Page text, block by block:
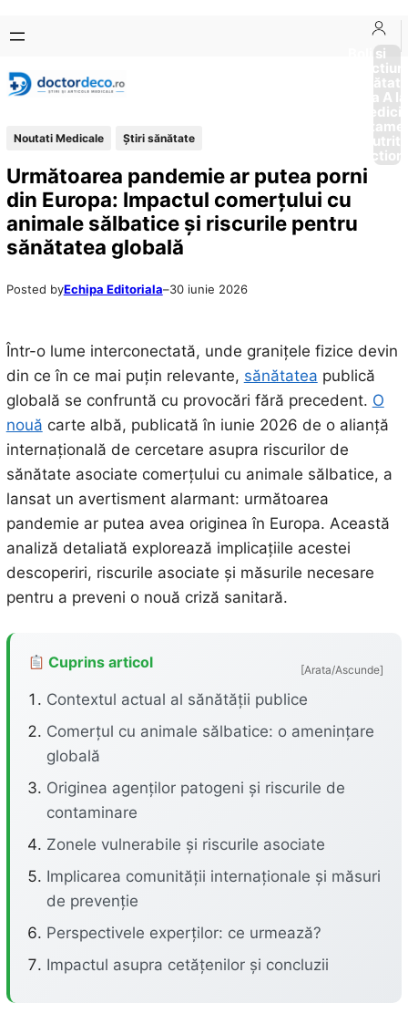
conținut
content
Boli si
Afectiuni
Sănătate
de la A
Noutati Medicale Ştiri sănătate
Următoarea pandemie ar putea porni
din Europa: Impactul comerțului cu
animale sălbatice și riscurile pentru
sănătatea globală
Posted byEchipa Editoriala–30 iunie 2026
Într-o lume interconectată, unde granițele fizice devin
din ce în ce mai puțin relevante, sănătatea publică
globală se confruntă cu provocări fără precedent. O
nouă carte albă, publicată în iunie 2026 de o alianță
internațională de cercetare asupra riscurilor de
sănătate asociate comerțului cu animale sălbatice, a
lansat un avertisment alarmant: următoarea
pandemie ar putea avea originea în Europa. Această
analiză detaliată explorează implicațiile acestei
descoperiri, riscurile asociate și măsurile necesare
pentru a preveni o nouă criză sanitară.
Cuprins articol [Arata/Ascunde]
Contextul actual al sănătății publice
Comerțul cu animale sălbatice: o amenințare
globală
Originea agenților patogeni și riscurile de
contaminare
Zonele vulnerabile și riscurile asociate
Implicarea comunității internaționale și măsuri
de prevenție
Perspectivele experților: ce urmează?
Impactul asupra cetățenilor și concluzii